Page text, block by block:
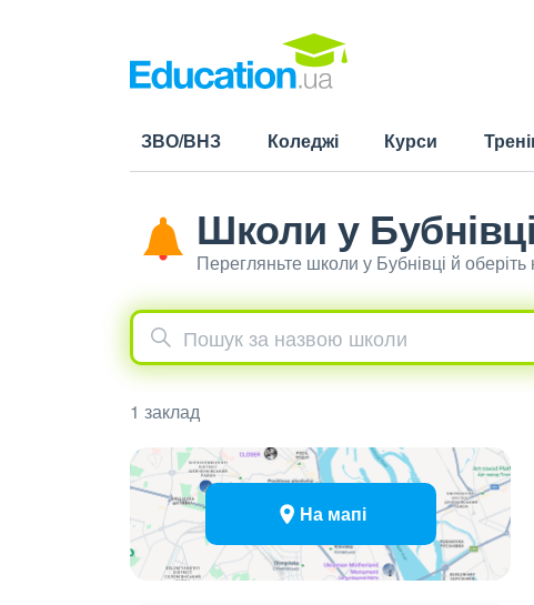
ЗВО/ВНЗ Коледжі Курси
Школи у Бубнівці
Перегляньте школи у Бубнівці й
1 заклад
На мапі